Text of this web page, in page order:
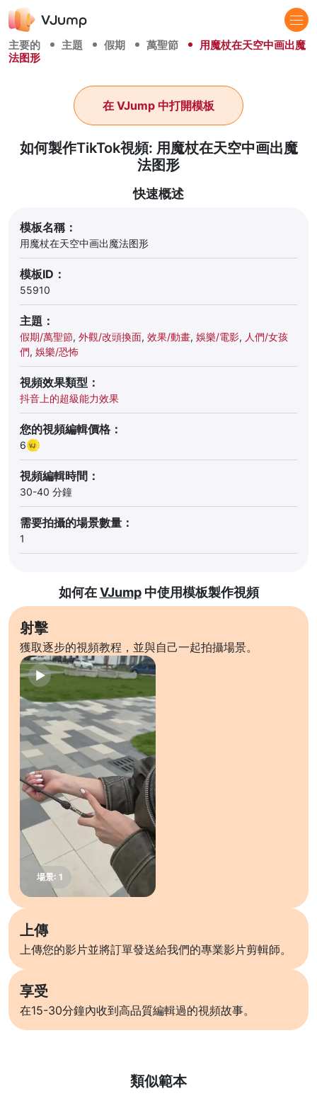
主要的 主題 假期 萬聖節
用魔杖在天空中画出魔
法图形
如何製作TikTok視頻: 用魔杖在天空中画出魔
法图形
在 VJump 中打開模板
快速概述
模板名稱：
用魔杖在天空中画出魔法图形
模板ID：
55910
主題：
假期/萬聖節, 外觀/改頭換面, 效果/動畫, 娛樂/電影, 人們/女孩
們, 娛樂/恐怖
視頻效果類型：
抖音上的超級能力效果
您的視頻編輯價格：
6
視頻編輯時間：
30-40 分鐘
需要拍攝的場景數量：
1
如何在VJump中使用模板製作視頻
射擊
獲取逐步的視頻教程，並與自己一起拍攝場景。
上傳
上傳您的影片並將訂單發送給我們的專業影片剪輯師。
享受
在15-30分鐘內收到高品質編輯過的視頻故事。
類似範本
了解更多